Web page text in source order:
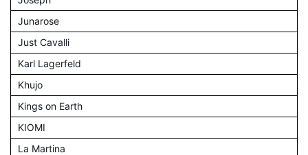
Junarose
Just Cavalli
Karl Lagerfeld
Khujo
Kings on Earth
KIOMI
La Martina